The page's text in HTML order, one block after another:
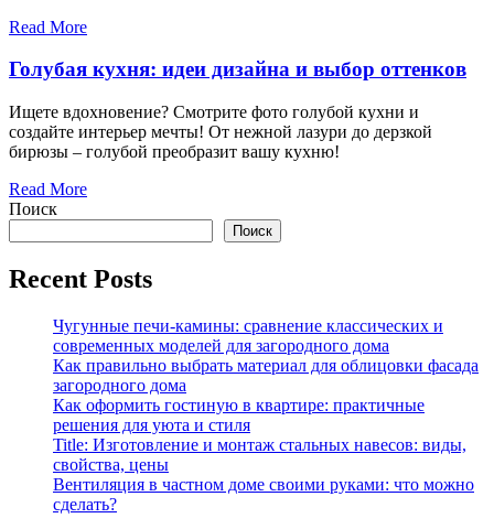
Read More
Голубая кухня: идеи дизайна и выбор оттенков
Ищете вдохновение? Смотрите фото голубой кухни и
создайте интерьер мечты! От нежной лазури до дерзкой
бирюзы – голубой преобразит вашу кухню!
Read More
Поиск
Поиск
Recent Posts
Чугунные печи-камины: сравнение классических и
современных моделей для загородного дома
Как правильно выбрать материал для облицовки фасада
загородного дома
Как оформить гостиную в квартире: практичные
решения для уюта и стиля
Title: Изготовление и монтаж стальных навесов: виды,
свойства, цены
Вентиляция в частном доме своими руками: что можно
сделать?